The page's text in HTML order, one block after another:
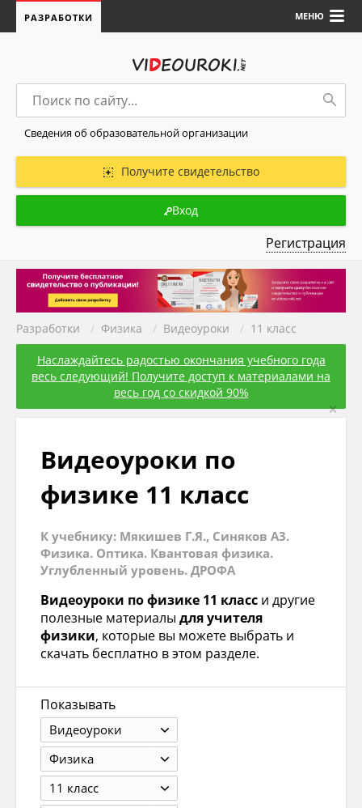
МЕНЮ
РАЗРАБОТКИ
Сведения об образовательной организации
Получите свидетельство
Вход
Регистрация
Разработки / Физика / Видеоуроки / 11 класс
Наслаждайтесь радостью окончания учебного года
весь следующий! Получите доступ к материалами на
весь год со скидкой 90%
×
Видеоуроки по
физике 11 класс
К учебнику: Мякишев Г.Я., Синяков A3.
Физика. Оптика. Квантовая физика.
Углубленный уровень. ДРОФА
Видеоуроки по физике 11 класс и другие
полезные материалы для учителя
физики, которые вы можете выбрать и
скачать бесплатно в этом разделе.
Показывать
Видеоуроки
Физика
11 класс